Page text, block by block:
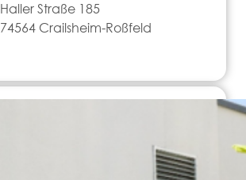
Haller Straße 185
74564 Crailsheim-Roßfeld